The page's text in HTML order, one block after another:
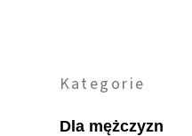
Kategorie
Dla mężczyzn